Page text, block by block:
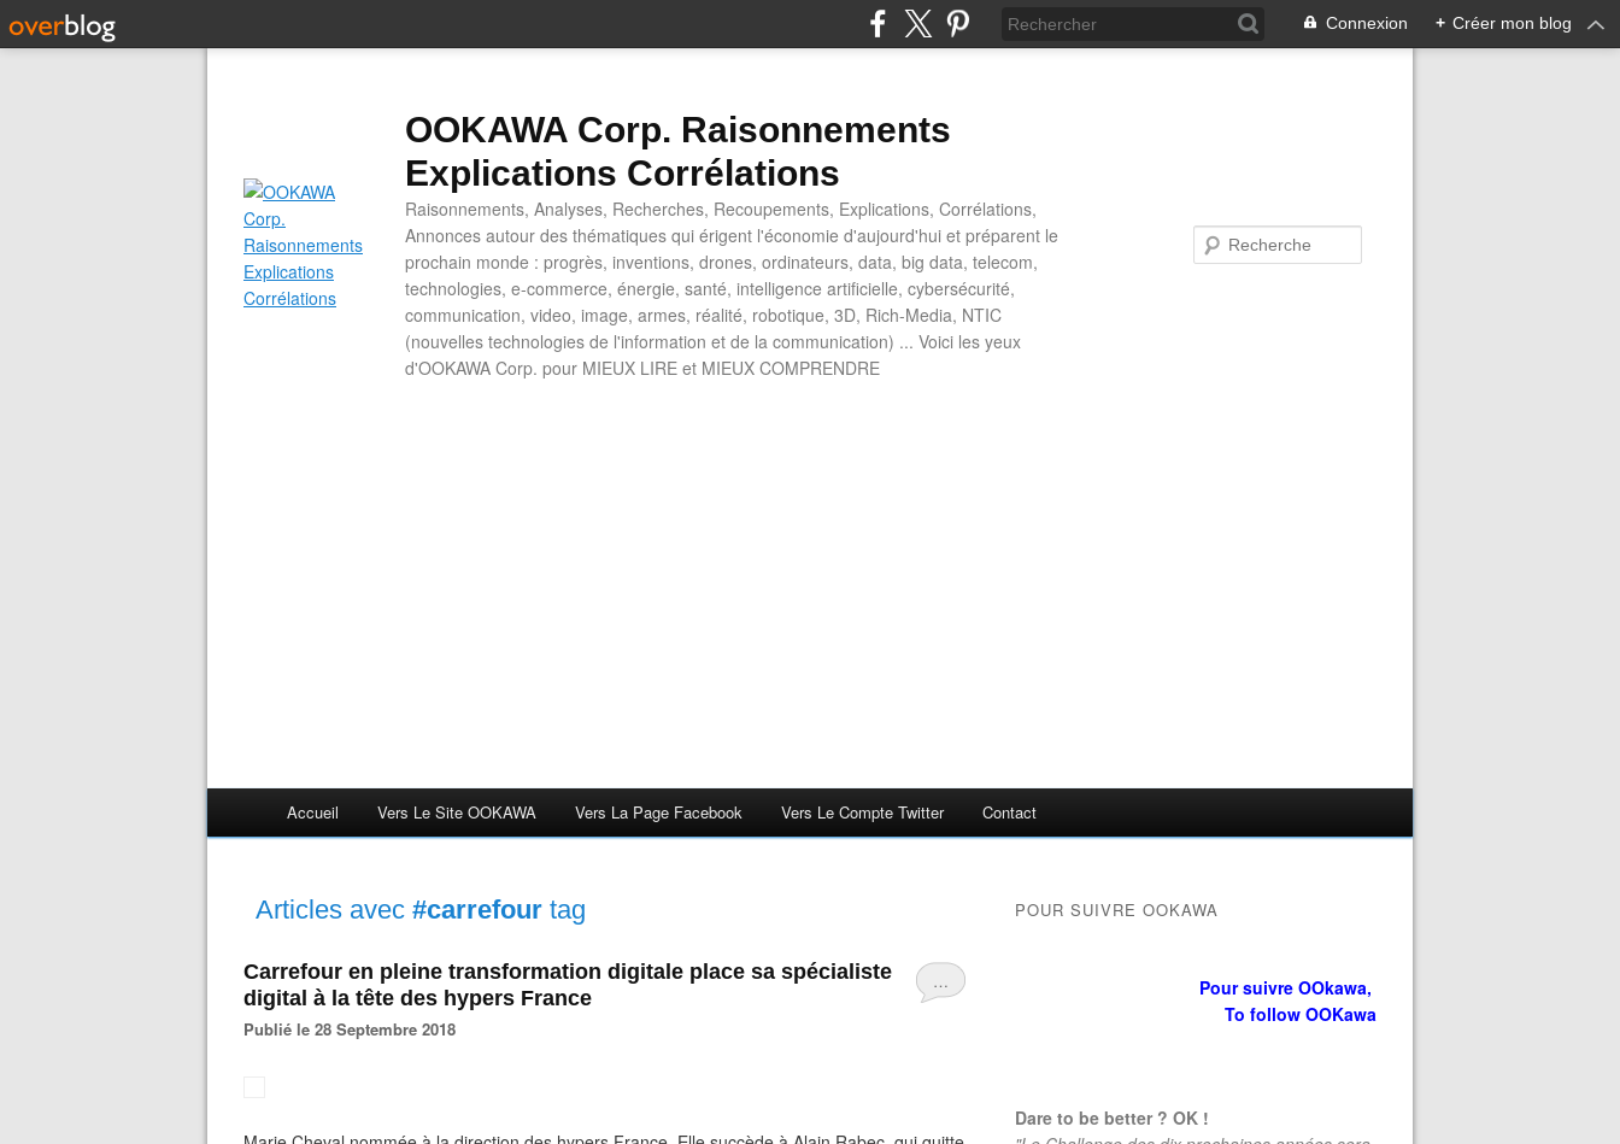
Connexion + Créer mon blog
OOKAWA Corp. Raisonnements
Explications Corrélations
Raisonnements, Analyses, Recherches, Recoupements, Explications, Corrélations,
Annonces autour des thématiques qui érigent l'économie d'aujourd'hui et préparent le
prochain monde : progrès, inventions, drones, ordinateurs, data, big data, telecom,
technologies, e-commerce, énergie, santé, intelligence artificielle, cybersécurité,
communication, video, image, armes, réalité, robotique, 3D, Rich-Media, NTIC
(nouvelles technologies de l'information et de la communication) ... Voici les yeux
d'OOKAWA Corp. pour MIEUX LIRE et MIEUX COMPRENDRE
Accueil Vers Le Site OOKAWA Vers La Page Facebook Vers Le Compte Twitter Contact
Articles avec #carrefour tag
…
Carrefour en pleine transformation digitale place sa spécialiste
digital à la tête des hypers France
Publié le 28 Septembre 2018
POUR SUIVRE OOKAWA
Pour suivre OOkawa,
To follow OOKawa
Dare to be better ? OK !